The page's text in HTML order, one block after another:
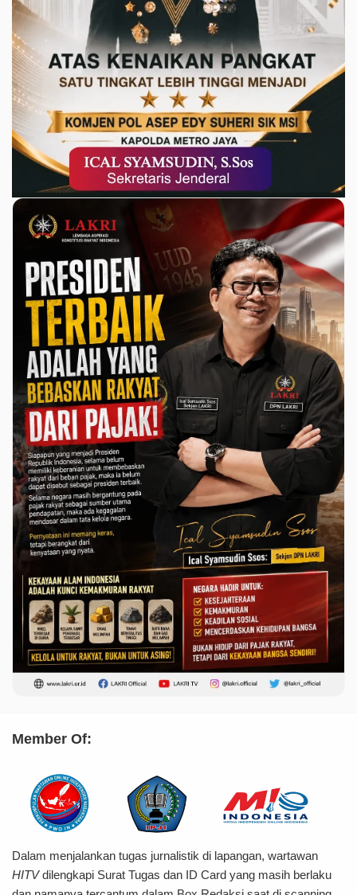
Member Of:
Dalam menjalankan tugas jurnalistik di lapangan, wartawan
HITVdilengkapi Surat Tugas dan ID Card yang masih berlaku